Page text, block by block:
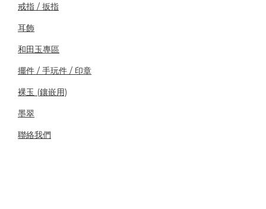
戒指 / 扳指
耳飾
和田玉專區
擺件 / 手玩件 / 印章
裸玉 (鑲嵌用)
墨翠
聯絡我們